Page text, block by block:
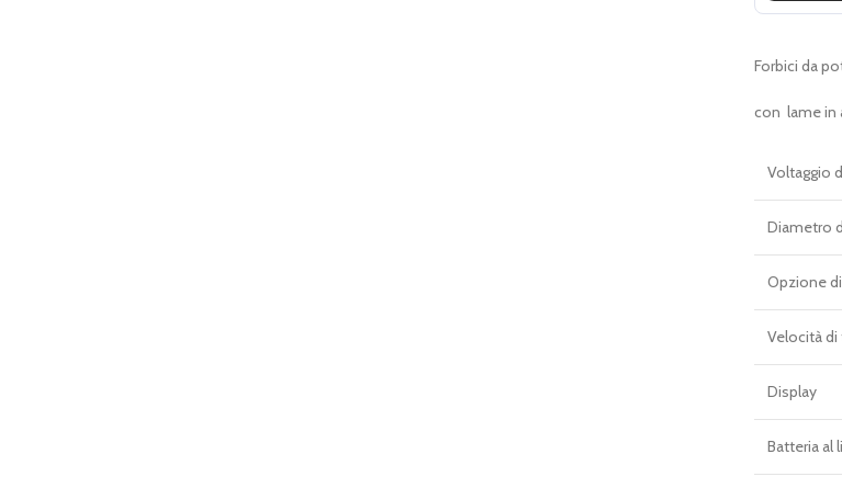
€
Forbici da
con lame in
Voltaggio
Diametro
Opzione
Velocità di
Display
Batteria al